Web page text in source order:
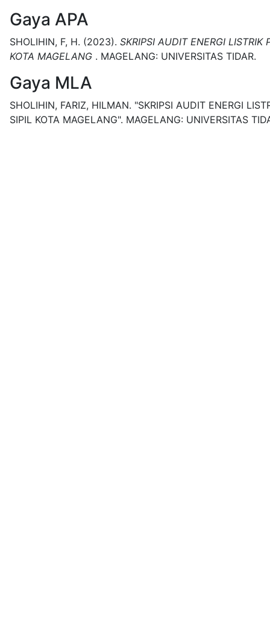
Gaya APA
SHOLIHIN, F, H. (2023). SKRIPSI AUDIT ENERGI
KOTA MAGELANG . MAGELANG: UNIVERSITAS TIDAR.
Gaya MLA
SHOLIHIN, FARIZ, HILMAN. "SKRIPSI AUDIT ENERGI
SIPIL KOTA MAGELANG". MAGELANG: UNIVERSITAS